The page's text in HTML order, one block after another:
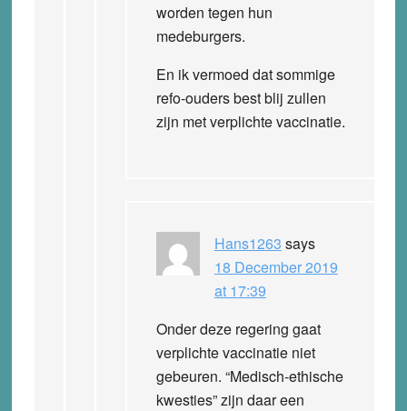
worden tegen hun
medeburgers.
En ik vermoed dat sommige
refo-ouders best blij zullen
zijn met verplichte vaccinatie.
Hans1263 says
18 December 2019
at 17:39
Onder deze regering gaat
verplichte vaccinatie niet
gebeuren. “Medisch-ethische
kwesties” zijn daar een